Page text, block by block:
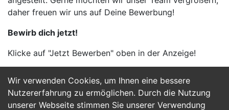
Wir verwenden Cookies, um Ihnen eine bessere
Nutzererfahrung zu ermöglichen. Durch die Nutzung
unserer Webseite stimmen Sie unserer Verwendung
daher freuen wir uns auf Deine Bewerbung!
Bewirb dich jetzt!
Klicke auf "Jetzt Bewerben" oben in der Anzeige!
Jetzt Bewerben